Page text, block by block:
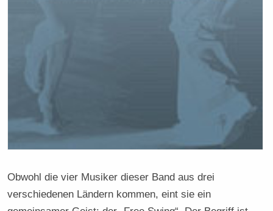
Obwohl die vier Musiker dieser Band aus drei
verschiedenen Ländern kommen, eint sie ein